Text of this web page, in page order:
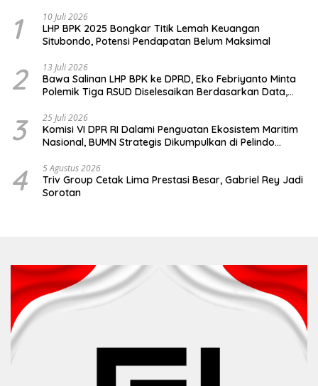
1 10 Juli 2026
LHP BPK 2025 Bongkar Titik Lemah Keuangan
Situbondo, Potensi Pendapatan Belum Maksimal
2 13 Juli 2026
Bawa Salinan LHP BPK ke DPRD, Eko Febriyanto Minta
Polemik Tiga RSUD Diselesaikan Berdasarkan Data,
3 25 Juli 2026
Komisi VI DPR RI Dalami Penguatan Ekosistem Maritim
Nasional, BUMN Strategis Dikumpulkan di Pelindo
4 5 Agustus 2026
Triv Group Cetak Lima Prestasi Besar, Gabriel Rey Jadi
Sorotan